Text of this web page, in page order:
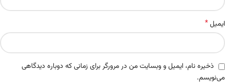
ایمیل*
ذخیره نام، ایمیل و وبسایت من در مرورگر برای زمانی که دوباره دیدگاهی
می‌نویسم.